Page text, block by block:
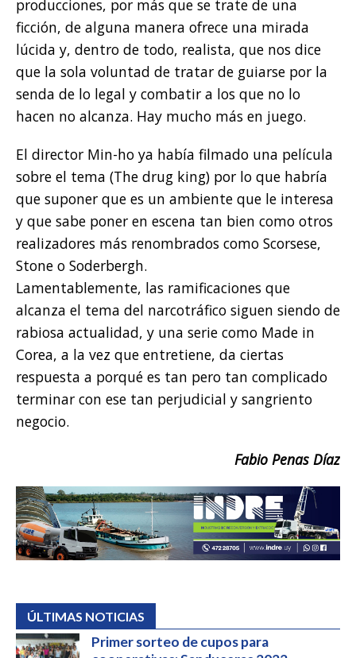
producciones, por más que se trate de una
ficción, de alguna manera ofrece una mirada
lúcida y, dentro de todo, realista, que nos dice
que la sola voluntad de tratar de guiarse por la
senda de lo legal y combatir a los que no lo
hacen no alcanza. Hay mucho más en juego.
El director Min-ho ya había filmado una película
sobre el tema (The drug king) por lo que habría
que suponer que es un ambiente que le interesa
y que sabe poner en escena tan bien como otros
realizadores más renombrados como Scorsese,
Stone o Soderbergh.
Lamentablemente, las ramificaciones que
alcanza el tema del narcotráfico siguen siendo de
rabiosa actualidad, y una serie como Made in
Corea, a la vez que entretiene, da ciertas
respuesta a porqué es tan pero tan complicado
terminar con ese tan perjudicial y sangriento
negocio.
Fabio Penas Díaz
ÚLTIMAS NOTICIAS
Primer sorteo de cupos para